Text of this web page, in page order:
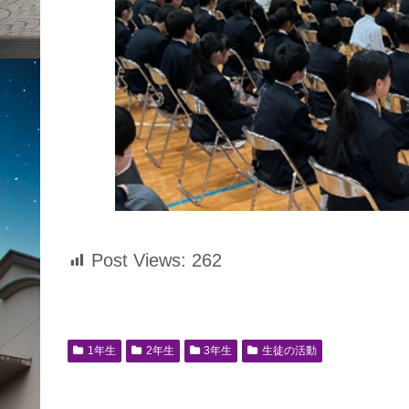
Post Views: 262
1年生 2年生 3年生 生徒の活動